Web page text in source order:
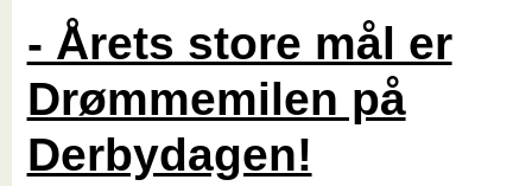
- Årets store mål er
Drømmemilen på
Derbydagen!